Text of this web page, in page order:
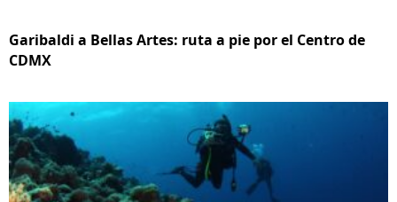
Garibaldi a Bellas Artes: ruta a pie por el Centro de
CDMX